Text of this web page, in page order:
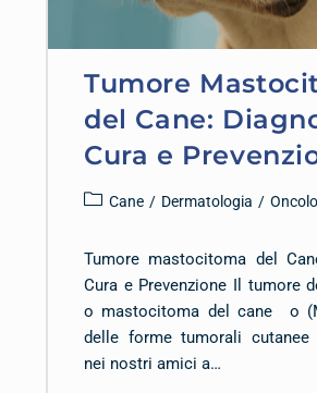
Tumore
del Cane:
Cura e
Cane / Dermatologia /
Tumore mastocitoma del
Cura e Prevenzione Il tumore
o mastocitoma del cane o
delle forme tumorali cutanee
nei nostri amici a…